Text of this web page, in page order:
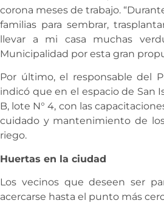
corona meses de trabajo.
familias para sembrar,
llevar a mi casa muchas
Municipalidad por esta gran
Por último, el responsable del
indicó que en el espacio de San
B, lote N° 4, con las
cuidado y mantenimiento de
riego.
Huertas en la ciudad
Los vecinos que deseen ser
acercarse hasta el punto más